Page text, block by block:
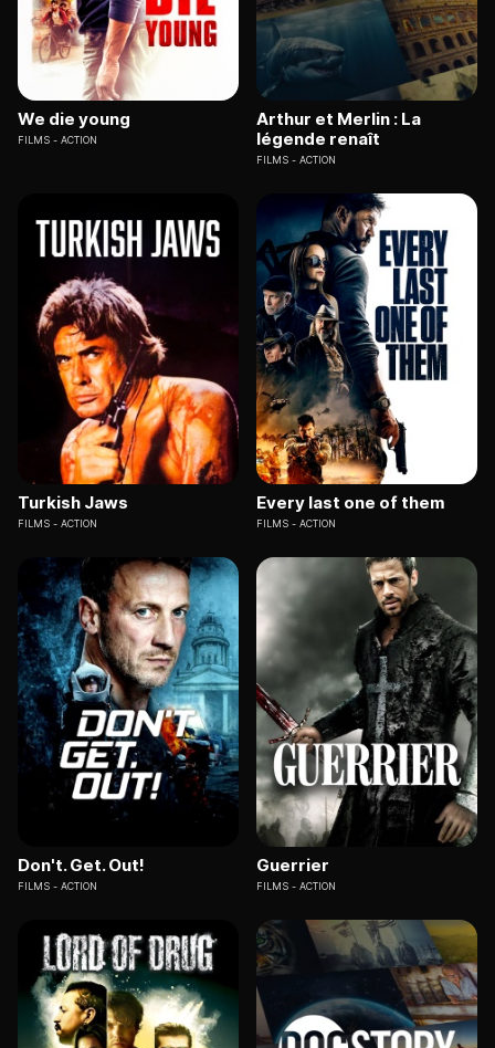
We die young
FILMS ACTION
Arthur et Merlin : La
légende renaît
FILMS ACTION
Turkish Jaws
FILMS ACTION
Every last one of them
FILMS ACTION
Don't. Get. Out!
FILMS ACTION
Guerrier
FILMS ACTION